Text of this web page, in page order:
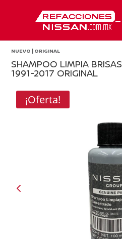
NUEVO | ORIGINAL
SHAMPOO LIMPIA
1991-2017 ORIGINAL
¡Oferta!